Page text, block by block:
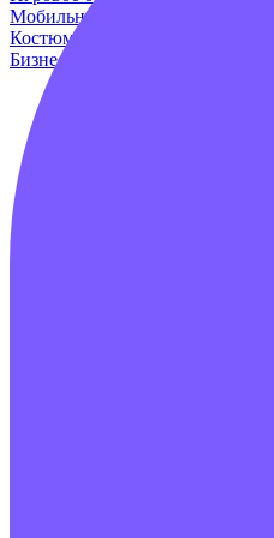
Мобильные аттракционы
Костюмы динозавров
Бизнес наборы